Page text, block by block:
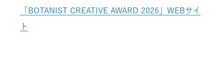
「BOTANIST CREATIVE AWARD 2026」WEBサイ
ト